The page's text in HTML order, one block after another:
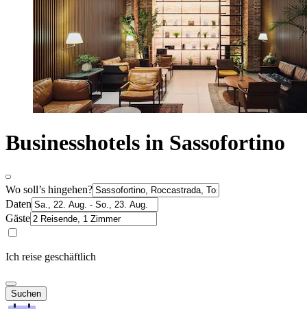
Businesshotels in Sassofortino
Wo soll’s hingehen?
Daten
Gäste
Ich reise geschäftlich
Suchen